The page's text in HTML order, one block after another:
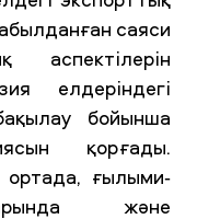
саяси
аспектілерін
елдеріндегі
бойынша
қорғады.
ғылыми-
және